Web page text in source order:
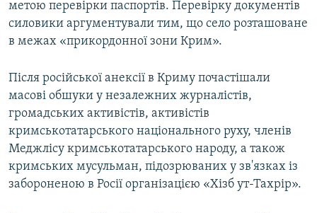
метою перевірки паспортів. Перевірку документів
силовики аргументували тим, що село розташоване
в межах «прикордонної зони Крим».
Після російської анексії в Криму почастішали
масові обшуки у незалежних журналістів,
громадських активістів, активістів
кримськотатарського національного руху, членів
Меджлісу кримськотатарського народу, а також
кримських мусульман, підозрюваних у зв'язках із
забороненою в Росії організацією «Хізб ут-Тахрір».